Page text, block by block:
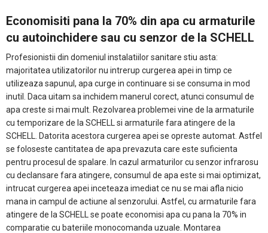
Economisiti pana la 70% din apa cu armaturile
cu autoinchidere sau cu senzor de la SCHELL
Profesionistii din domeniul instalatiilor sanitare stiu asta:
majoritatea utilizatorilor nu intrerup curgerea apei in timp ce
utilizeaza sapunul, apa curge in continuare si se consuma in mod
inutil. Daca uitam sa inchidem manerul corect, atunci consumul de
apa creste si mai mult. Rezolvarea problemei vine de la armaturile
cu temporizare de la SCHELL si armaturile fara atingere de la
SCHELL. Datorita acestora curgerea apei se opreste automat. Astfel
se foloseste cantitatea de apa prevazuta care este suficienta
pentru procesul de spalare. In cazul armaturilor cu senzor infrarosu
cu declansare fara atingere, consumul de apa este si mai optimizat,
intrucat curgerea apei inceteaza imediat ce nu se mai afla nicio
mana in campul de actiune al senzorului. Astfel, cu armaturile fara
atingere de la SCHELL se poate economisi apa cu pana la 70% in
comparatie cu bateriile monocomanda uzuale. Montarea